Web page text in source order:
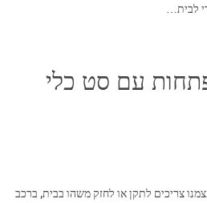
לבית…
עם סט כלי
צריכים לתקן או לחזק משהו בבית, ברכב